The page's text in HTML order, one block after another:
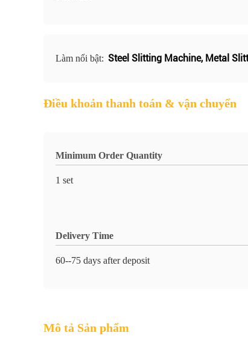
Làm nổi bật: Steel Slitting Machine, Metal
Điều khoản thanh toán & vận chuyển
Minimum Order Quantity
1 set
Delivery Time
60--75 days after deposit
Mô tả Sản phẩm